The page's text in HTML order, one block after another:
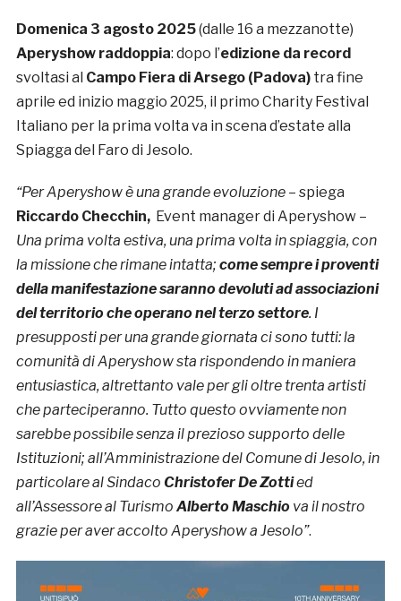
Domenica 3 agosto 2025(dalle 16 a mezzanotte)
Aperyshow raddoppia: dopo l’edizione da record
svoltasi al Campo Fiera di Arsego (Padova)tra fine
aprile ed inizio maggio 2025, il primo Charity Festival
Italiano per la prima volta va in scena d’estate alla
Spiagga del Faro di Jesolo.
“Per Aperyshow è una grande evoluzione– spiega
Riccardo Checchin,Event manager di Aperyshow –
Una prima volta estiva, una prima volta in spiaggia, con
la missione che rimane intatta; come sempre i proventi
della manifestazione saranno devoluti ad associazioni
del territorio che operano nel terzo settore. I
presupposti per una grande giornata ci sono tutti: la
comunità di Aperyshow sta rispondendo in maniera
entusiastica, altrettanto vale per gli oltre trenta artisti
che parteciperanno. Tutto questo ovviamente non
sarebbe possibile senza il prezioso supporto delle
Istituzioni; all’Amministrazione del Comune di Jesolo, in
particolare al Sindaco Christofer De Zottied
all’Assessore al Turismo Alberto Maschio va il nostro
grazie per aver accolto Aperyshow a Jesolo”.